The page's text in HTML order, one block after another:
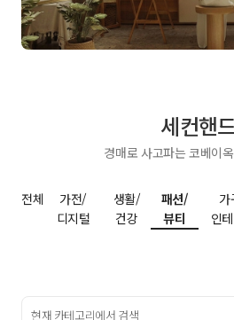
세컨핸
경매로 사고파는 코베이
전체
가전/
디지털
생활/
건강
패션/
뷰티
인